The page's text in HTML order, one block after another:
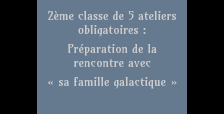
2ème classe de 5 ateliers
obligatoires :
Préparation de la
rencontre avec
« sa famille galactique »